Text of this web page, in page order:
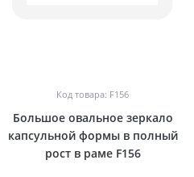
Код товара: F156
Большое овальное зеркало
капсульной формы в полный
рост в раме F156